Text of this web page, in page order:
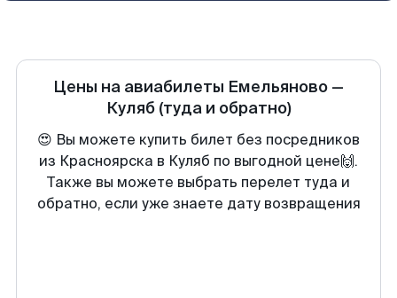
Цены на авиабилеты Емельяново —
Куляб (туда и обратно)
😍 Вы можете купить билет без посредников
из Красноярска в Куляб по выгодной цене🙌.
Также вы можете выбрать перелет туда и
обратно, если уже знаете дату возвращения